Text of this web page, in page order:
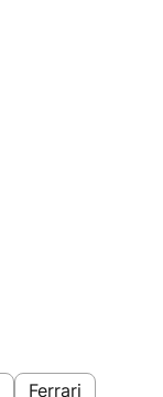
Ferrari